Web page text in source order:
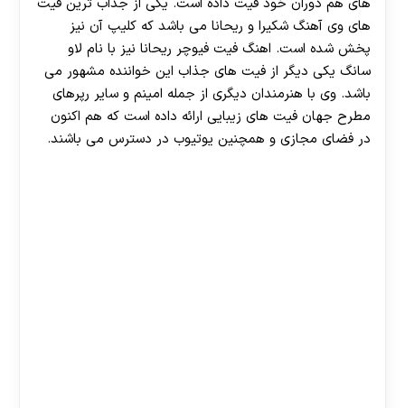
هات بت
های هم دوران خود فیت داده است. یکی از جذاب ترین فیت
های وی آهنگ شکیرا و ریحانا می باشد که کلیپ آن نیز
پخش شده است. اهنگ فیت فیوچر ریحانا نیز با نام لاو
سانگ یکی دیگر از فیت های جذاب این خواننده مشهور می
باشد. وی با هنرمندان دیگری از جمله امینم و سایر رپرهای
مطرح جهان فیت های زیبایی ارائه داده است که هم اکنون
در فضای مجازی و همچنین یوتیوب در دسترس می باشند.